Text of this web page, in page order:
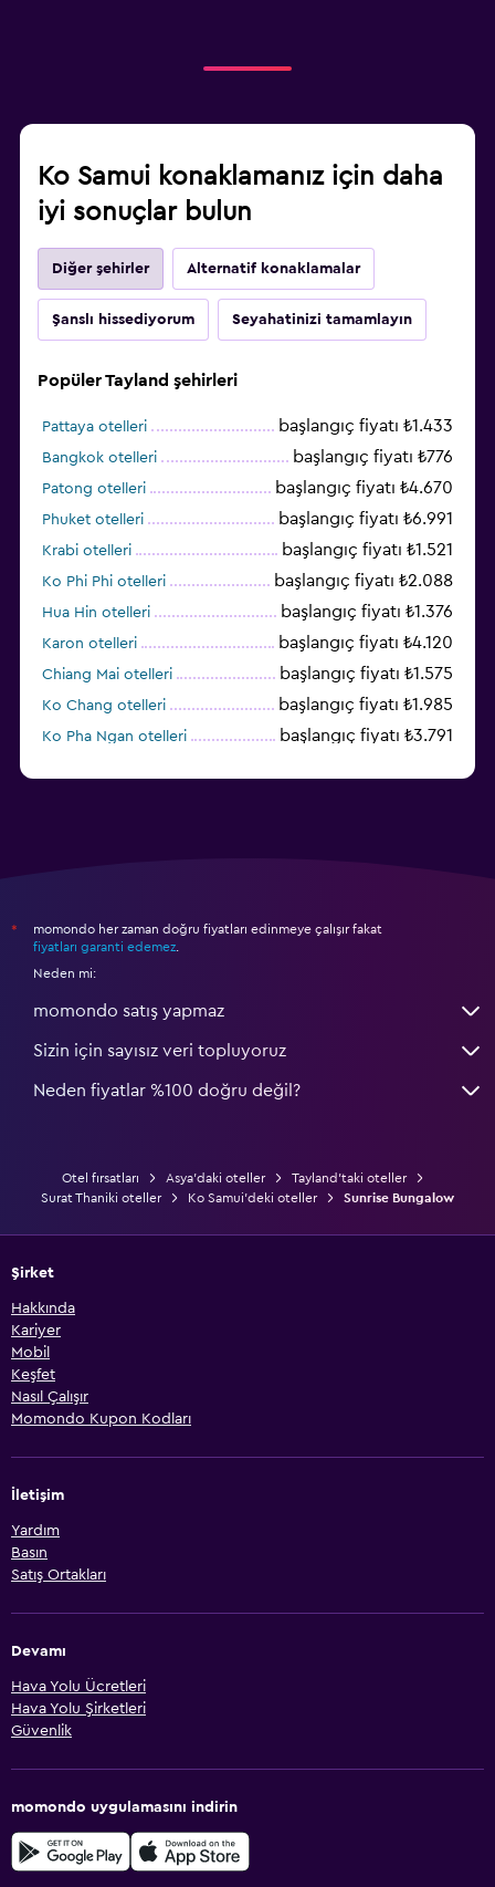
Ko Samui konaklamanız için daha
iyi sonuçlar bulun
Diğer şehirler Alternatif konaklamalar
Şanslı hissediyorum Seyahatinizi tamamlayın
Popüler Tayland şehirleri
Pattaya otelleri başlangıç fiyatı ₺1.433
Bangkok otelleri başlangıç fiyatı ₺776
Patong otelleri başlangıç fiyatı ₺4.670
Phuket otelleri başlangıç fiyatı ₺6.991
Krabi otelleri başlangıç fiyatı ₺1.521
Ko Phi Phi otelleri başlangıç fiyatı ₺2.088
Hua Hin otelleri başlangıç fiyatı ₺1.376
Karon otelleri başlangıç fiyatı ₺4.120
Chiang Mai otelleri başlangıç fiyatı ₺1.575
Ko Chang otelleri başlangıç fiyatı ₺1.985
Ko Pha Ngan otelleri başlangıç fiyatı ₺3.791
*
momondo her zaman doğru fiyatları edinmeye çalışır fakat
fiyatları garanti edemez
Neden mi:
momondo satış yapmaz
Sizin için sayısız veri topluyoruz
Neden fiyatlar %100 doğru değil?
Otel fırsatları Asya'daki oteller
Tayland'taki oteller
Surat Thaniki oteller
Ko Samui'deki oteller Sunrise Bungalow
Şirket
Hakkında
Kariyer
Mobil
Keşfet
Nasıl Çalışır
Momondo Kupon Kodları
İletişim
Yardım
Basın
Satış Ortakları
Devamı
Hava Yolu Ücretleri
Hava Yolu Şirketleri
Güvenlik
momondo uygulamasını indirin